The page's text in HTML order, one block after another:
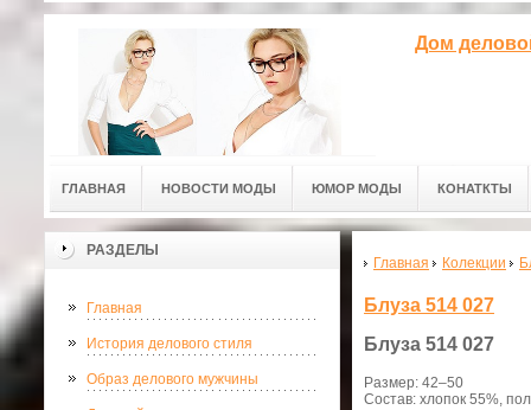
Дом
ГЛАВНАЯ НОВОСТИ МОДЫ ЮМОР МОДЫ КОНАТКТЫ
РАЗДЕЛЫ
Главная
История делового стиля
Образ делового мужчины
Главная Колекции
Блуза 514 027
Блуза 514 027
Размер: 42–50
Состав: хлопок 55%,